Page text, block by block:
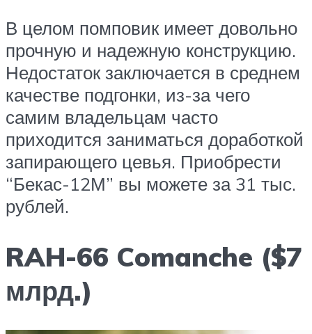
В целом помповик имеет довольно
прочную и надежную конструкцию.
Недостаток заключается в среднем
качестве подгонки, из-за чего
самим владельцам часто
приходится заниматься доработкой
запирающего цевья. Приобрести
“Бекас-12М” вы можете за 31 тыс.
рублей.
RAH-66 Comanche ($7
млрд.)